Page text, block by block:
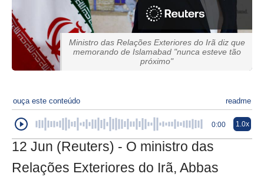
Ministro das Relações Exteriores do Irã diz que
memorando de Islamabad "nunca esteve tão
próximo"
ouça este conteúdo readme
0:00 1.0x
12 Jun (Reuters) - O ministro das
Relações Exteriores do Irã, Abbas